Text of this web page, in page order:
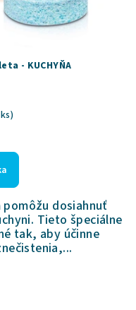
- KUCHYŇA
dosiahnuť
Tieto špeciálne
tak, aby účinne